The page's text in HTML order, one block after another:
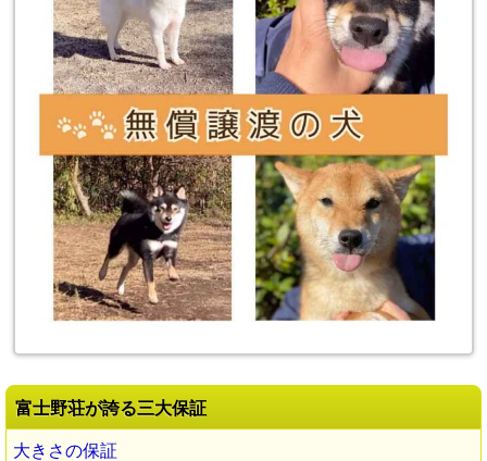
富士野荘が誇る三大保証
大きさの保証